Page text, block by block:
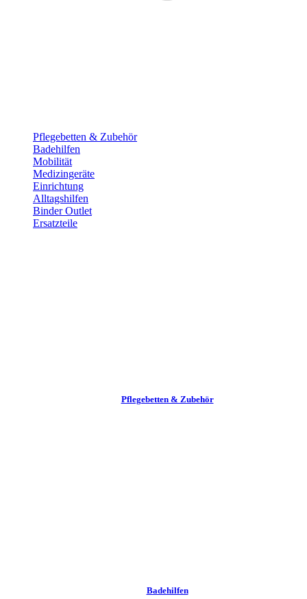
Pflege­betten & Zubehör
Badehilfen
Mobilität
Medizingeräte
Einrichtung
Alltags­hilfen
Binder Outlet
Ersatzteile
Pflege­betten & Zubehör
Badehilfen